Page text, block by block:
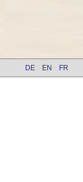
DE EN FR